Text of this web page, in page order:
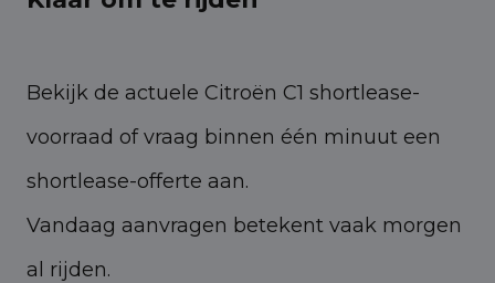
Bekijk de actuele Citroën C1 shortlease-
voorraad of vraag binnen één minuut een
shortlease-offerte aan.
Vandaag aanvragen betekent vaak morgen
al rijden.